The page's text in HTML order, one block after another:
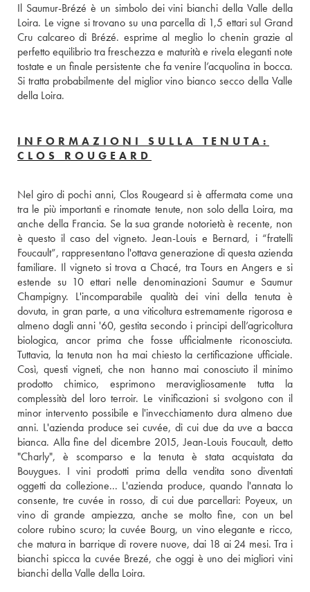
Il Saumur-Brézé è un simbolo dei vini bianchi della Valle della
Loira. Le vigne si trovano su una parcella di 1,5 ettari sul Grand
Cru calcareo di Brézé. esprime al meglio lo chenin grazie al
perfetto equilibrio tra freschezza e maturità e rivela eleganti note
tostate e un finale persistente che fa venire l’acquolina in bocca.
Si tratta probabilmente del miglior vino bianco secco della Valle
della Loira.
INFORMAZIONI SULLA TENUTA:
CLOS ROUGEARD
Nel giro di pochi anni, Clos Rougeard si è affermata come una
tra le più importanti e rinomate tenute, non solo della Loira, ma
anche della Francia. Se la sua grande notorietà è recente, non
è questo il caso del vigneto. Jean-Louis e Bernard, i “fratelli
Foucault”, rappresentano l'ottava generazione di questa azienda
familiare. Il vigneto si trova a Chacé, tra Tours en Angers e si
estende su 10 ettari nelle denominazioni Saumur e Saumur
Champigny. L'incomparabile qualità dei vini della tenuta è
dovuta, in gran parte, a una viticoltura estremamente rigorosa e
almeno dagli anni '60, gestita secondo i principi dell’agricoltura
biologica, ancor prima che fosse ufficialmente riconosciuta.
Tuttavia, la tenuta non ha mai chiesto la certificazione ufficiale.
Così, questi vigneti, che non hanno mai conosciuto il minimo
prodotto chimico, esprimono meravigliosamente tutta la
complessità del loro terroir. Le vinificazioni si svolgono con il
minor intervento possibile e l'invecchiamento dura almeno due
anni. L'azienda produce sei cuvée, di cui due da uve a bacca
bianca. Alla fine del dicembre 2015, Jean-Louis Foucault, detto
"Charly", è scomparso e la tenuta è stata acquistata da
Bouygues. I vini prodotti prima della vendita sono diventati
oggetti da collezione... L'azienda produce, quando l'annata lo
consente, tre cuvée in rosso, di cui due parcellari: Poyeux, un
vino di grande ampiezza, anche se molto fine, con un bel
colore rubino scuro; la cuvée Bourg, un vino elegante e ricco,
che matura in barrique di rovere nuove, dai 18 ai 24 mesi. Tra i
bianchi spicca la cuvée Brezé, che oggi è uno dei migliori vini
bianchi della Valle della Loira.